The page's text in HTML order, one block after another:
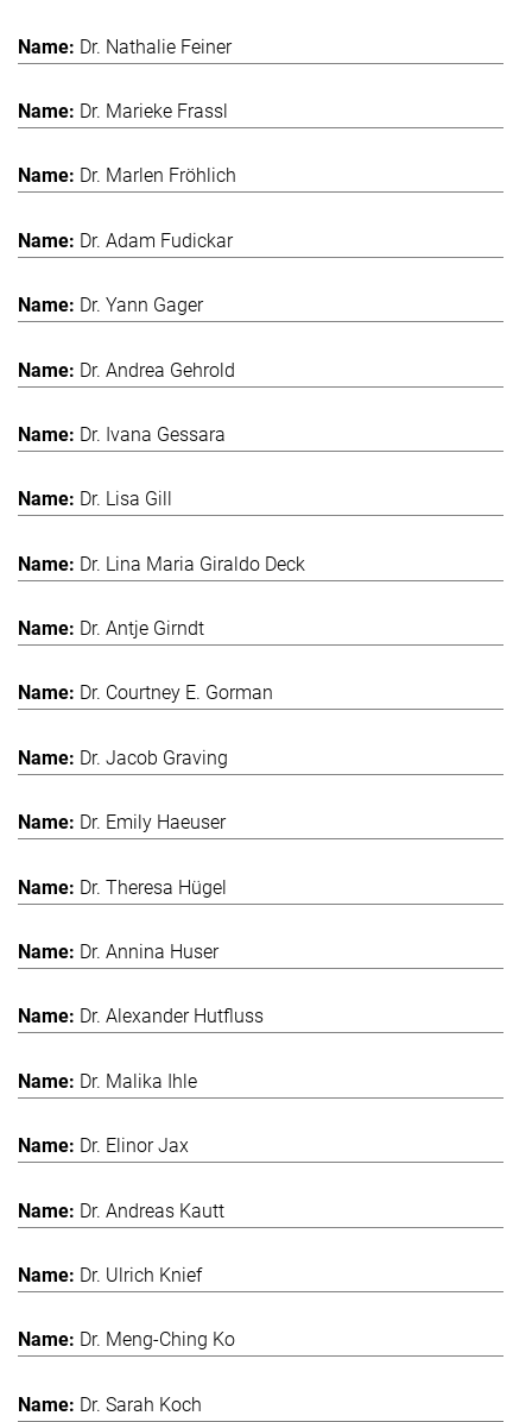
Dr. Nathalie Feiner
Dr. Marieke Frassl
Dr. Marlen Fröhlich
Dr. Adam Fudickar
Dr. Yann Gager
Dr. Andrea Gehrold
Dr. Ivana Gessara
Dr. Lisa Gill
Dr. Lina Maria Giraldo Deck
Dr. Antje Girndt
Dr. Courtney E. Gorman
Dr. Jacob Graving
Dr. Emily Haeuser
Dr. Theresa Hügel
Dr. Annina Huser
Dr. Alexander Hutfluss
Dr. Malika Ihle
Dr. Elinor Jax
Dr. Andreas Kautt
Dr. Ulrich Knief
Dr. Meng-Ching Ko
Dr. Sarah Koch